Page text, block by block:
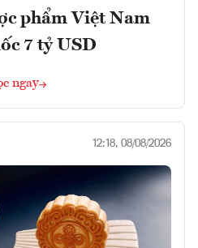
phẩm Việt Nam
7 tỷ USD
ngay
12:18, 08/08/2026